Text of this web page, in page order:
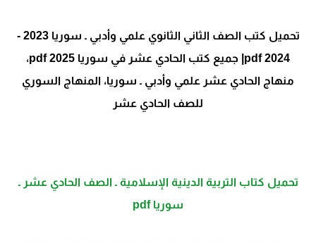
تحميل كتب الصف الثاني الثانوي علمي وأدبي ـ سوريا 2023 -
2024 pdf| جميع كتب الحادي عشر في سوريا 2025 pdf،
منهاج الحادي عشر علمي وأدبي ـ سوريا، المنهاج السوري
للصف الحادي عشر
تحميل كتاب التربية الدينية الإسلامية ـ الصف الحادي عشر ـ
سوريا pdf